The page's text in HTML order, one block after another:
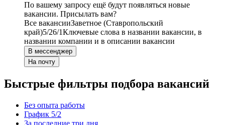
По вашему запросу ещё будут появляться новые
вакансии. Присылать вам?
Все вакансииЗаветное (Ставропольский
край)5/26/1Ключевые слова в названии вакансии, в
названии компании и в описании вакансии
В мессенджер
На почту
Быстрые фильтры подбора вакансий
Без опыта работы
График 5/2
За последние три дня